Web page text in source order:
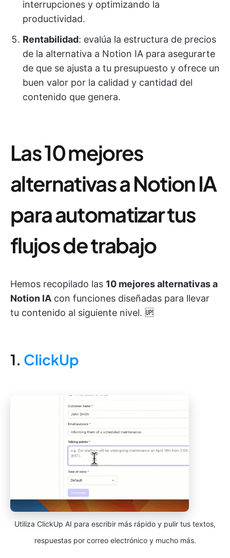
interrupciones y optimizando la
productividad.
Rentabilidad: evalúa la estructura de precios
de la alternativa a Notion IA para asegurarte
de que se ajusta a tu presupuesto y ofrece un
buen valor por la calidad y cantidad del
contenido que genera.
Las 10 mejores
alternativas a Notion IA
para automatizar tus
flujos de trabajo
Hemos recopilado las 10 mejores alternativas a
Notion IA con funciones diseñadas para llevar
tu contenido al siguiente nivel. 🆙
1. ClickUp
Utiliza ClickUp AI para escribir más rápido y pulir tus textos,
respuestas por correo electrónico y mucho más.